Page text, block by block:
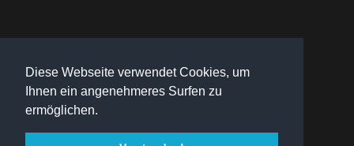
Diese Webseite verwendet Cookies, um
Ihnen ein angenehmeres Surfen zu
ermöglichen.